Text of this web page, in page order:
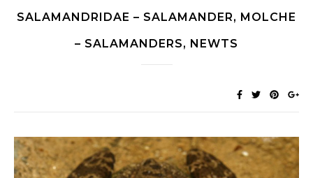
SALAMANDRIDAE – SALAMANDER, MOLCHE
– SALAMANDERS, NEWTS